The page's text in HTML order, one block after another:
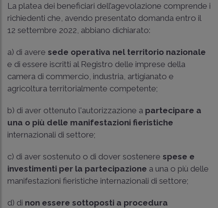
La platea dei beneficiari dell’agevolazione comprende i
richiedenti che, avendo presentato domanda entro il
12 settembre 2022, abbiano dichiarato:
a) di avere sede operativa nel territorio nazionale
e di essere iscritti al Registro delle imprese della
camera di commercio, industria, artigianato e
agricoltura territorialmente competente;
b) di aver ottenuto l'autorizzazione a partecipare a
una o più delle manifestazioni fieristiche
internazionali di settore;
c) di aver sostenuto o di dover sostenere spese e
investimenti per la partecipazione a una o più delle
manifestazioni fieristiche internazionali di settore;
d) di non essere sottoposti a procedura